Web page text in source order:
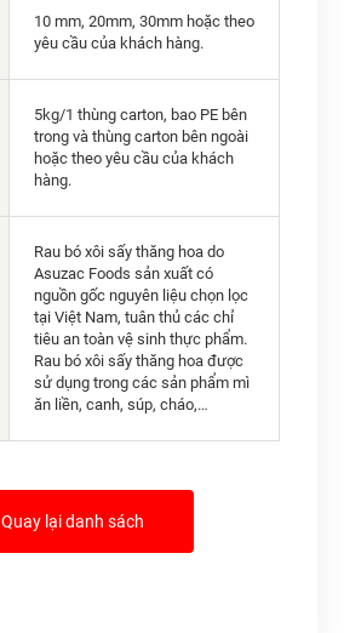
10 mm, 20mm, 30mm hoặc theo
yêu cầu của khách hàng.
5kg/1 thùng carton, bao PE bên
trong và thùng carton bên ngoài
hoặc theo yêu cầu của khách
hàng.
Rau bó xôi sấy thăng hoa do
Asuzac Foods sản xuất có
nguồn gốc nguyên liệu chọn lọc
tại Việt Nam, tuân thủ các chỉ
tiêu an toàn vệ sinh thực phẩm.
Rau bó xôi sấy thăng hoa được
sử dụng trong các sản phẩm mì
ăn liền, canh, súp, cháo,…
Quay lại danh sách